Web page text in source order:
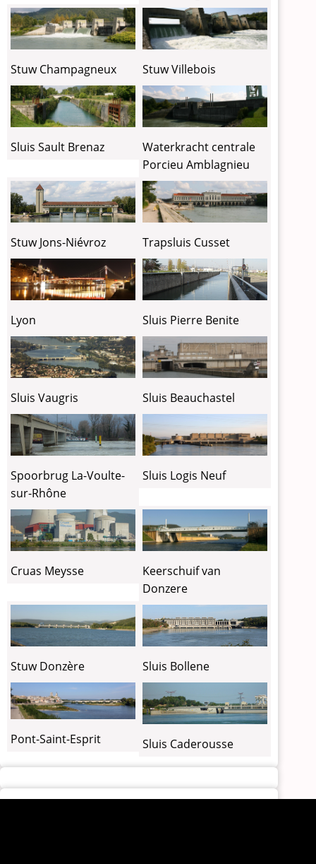
Stuw Champagneux Stuw Villebois
Sluis Sault Brenaz
Waterkracht centrale
Porcieu Amblagnieu
Stuw Jons-Niévroz Trapsluis Cusset
Lyon Sluis Pierre Benite
Sluis Vaugris Sluis Beauchastel
Spoorbrug La-Voulte-
sur-Rhône
Sluis Logis Neuf
Cruas Meysse
Keerschuif van
Donzere
Stuw Donzère Sluis Bollene
Pont-Saint-Esprit Sluis Caderousse